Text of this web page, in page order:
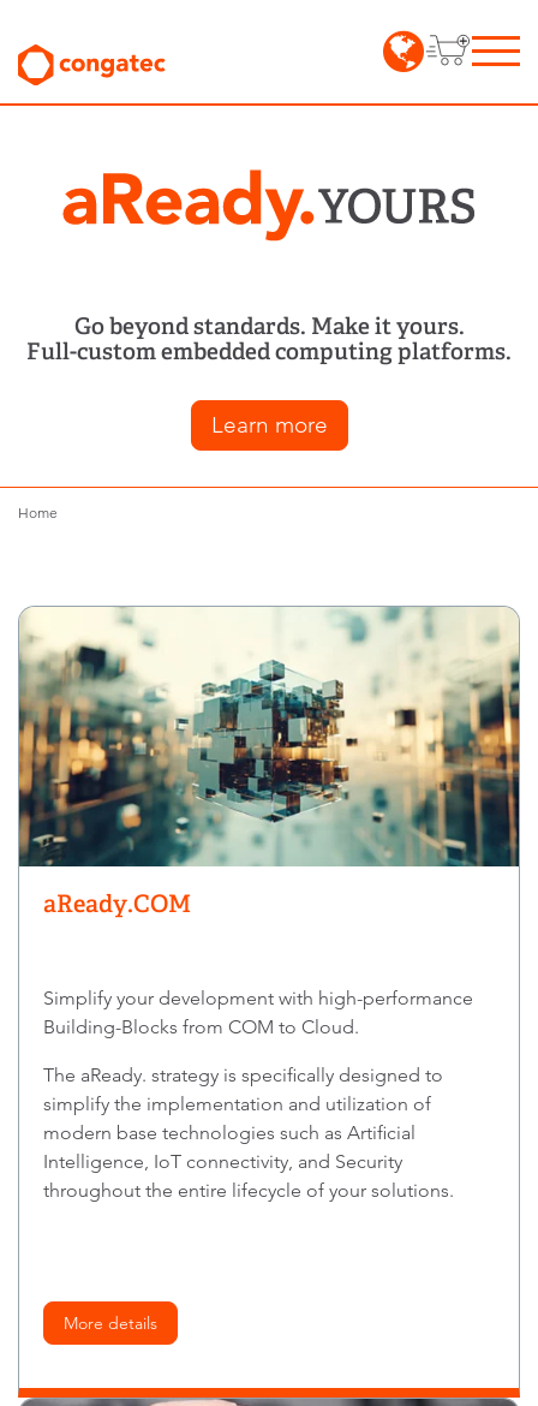
Go beyond standards. Make it yours.
Full-custom embedded computing platforms.
Learn more
Home
aReady.COM
Simplify your development with high-performance
Building-Blocks from COM to Cloud.
The aReady. strategy is specifically designed to
simplify the implementation and utilization of
modern base technologies such as Artificial
Intelligence, IoT connectivity, and Security
throughout the entire lifecycle of your solutions.
More details